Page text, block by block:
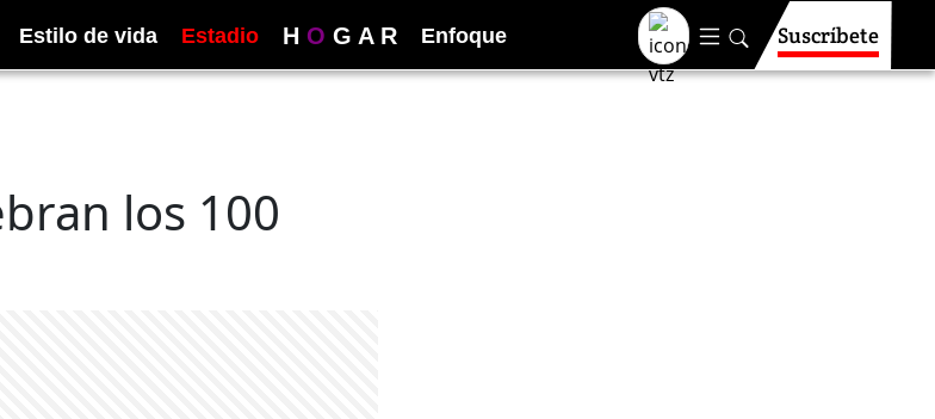
Estilo de vida Estadio H O G A R Enfoque Suscríbete
los 100